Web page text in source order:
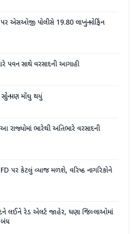
એસઓજી પોલીસે 19.80 લાખનું મોર્ફિન
પવન સાથે વરસાદની આગાહી
સોનું પણ મોંઘુ થયું
ભારેથી અતિભારે વરસાદની
પર કેટલું વ્યાજ મળશે, વરિષ્ઠ નાગરિકોને
લઈને રેડ એલર્ટ જાહેર, ઘણા જિલ્લાઓમાં